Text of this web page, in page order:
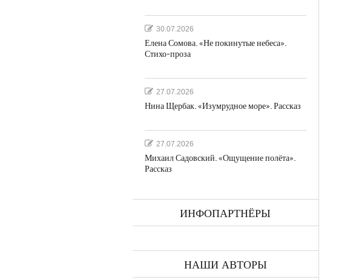
30.07.2026
Елена Сомова. «Не покинутые небеса».
Стихо-проза
27.07.2026
Нина Щербак. «Изумрудное море». Рассказ
27.07.2026
Михаил Садовский. «Ощущение полёта».
Рассказ
ИНФОПАРТНЁРЫ
НАШИ АВТОРЫ